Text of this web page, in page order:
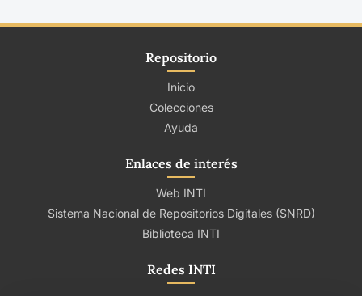
Repositorio
Inicio
Colecciones
Ayuda
Enlaces de interés
Web INTI
Sistema Nacional de Repositorios Digitales (SNRD)
Biblioteca INTI
Redes INTI